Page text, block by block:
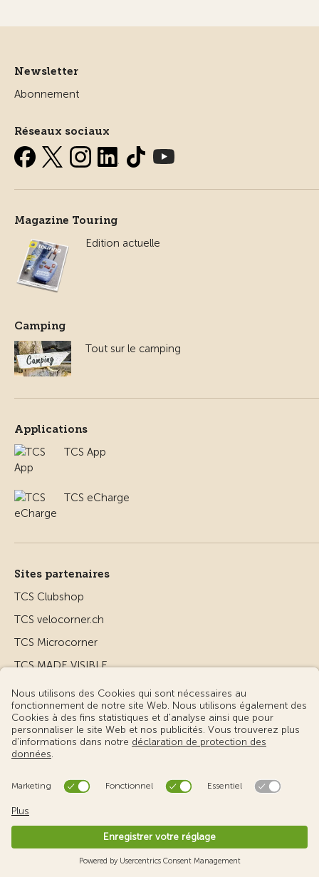
Newsletter
Abonnement
Réseaux sociaux
Magazine Touring
Edition actuelle
Camping
Tout sur le camping
Applications
TCS App
TCS eCharge
Sites partenaires
TCS Clubshop
TCS velocorner.ch
TCS Microcorner
TCS MADE VISIBLE
TCS lex4you
TCS MyMed
© Touring Club Suisse